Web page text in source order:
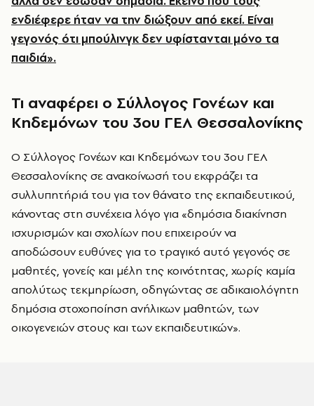
ενδιέφερε ήταν να την διώξουν από εκεί. Είναι
γεγονός ότι μπούλινγκ δεν υφίστανται μόνο τα
παιδιά».
Τι αναφέρει ο Σύλλογος Γονέων και
Κηδεμόνων του 3ου ΓΕΛ Θεσσαλονίκης
Ο Σύλλογος Γονέων και Κηδεμόνων του 3ου ΓΕΛ
Θεσσαλονίκης σε ανακοίνωσή του εκφράζει τα
συλλυπητήριά του για τον θάνατο της εκπαιδευτικού,
κάνοντας στη συνέχεια λόγο για «δημόσια διακίνηση
ισχυρισμών και σχολίων που επιχειρούν να
αποδώσουν ευθύνες για το τραγικό αυτό γεγονός σε
μαθητές, γονείς και μέλη της κοινότητας, χωρίς καμία
απολύτως τεκμηρίωση, οδηγώντας σε αδικαιολόγητη
δημόσια στοχοποίηση ανήλικων μαθητών, των
οικογενειών στους και των εκπαιδευτικών».